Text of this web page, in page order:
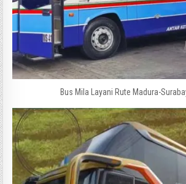
Bus Mila Layani Rute Madura-